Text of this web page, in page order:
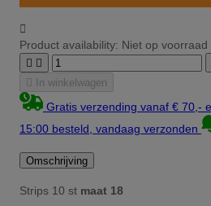

Product availability: Niet op voorraad
 
In winkelwagen
Gratis verzending vanaf € 70,-
15:00 besteld, vandaag verzonden
Omschrijving
Strips 10 st maat 18